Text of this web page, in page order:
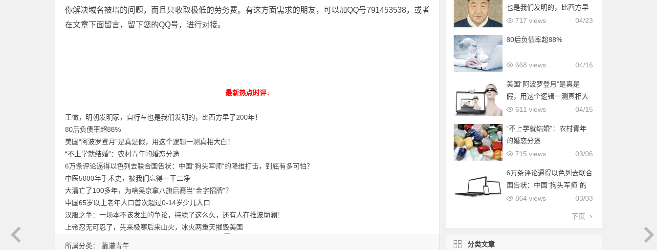
所属分类： 靠谱青年
你解决域名被墙的问题，而且只收取极低的劳务费。有这方面需求的朋友，可以加QQ号791453538，或者
在文章下面留言，留下您的QQ号，进行对接。
最新热点时评↓
王徵，明朝发明家，自行车也是我们发明的，比西方早了200年！
80后负债率超88%
美国“阿波罗登月”是真是假，用这个逻辑一测真相大白！
“不上学就结婚”：农村青年的婚恋分途
6万条评论逼得以色列去联合国告状：中国“狗头军师”的降维打击，到底有多可怕？
中医5000年手术史，被我们忘得一干二净
大清亡了100多年，为啥吴京拿八旗后裔当“金字招牌”？
中国65岁以上老年人口首次超过0-14岁少儿人口
汉服之争：一场本不该发生的争论，持续了这么久，还有人在推波助澜！
上帝忍无可忍了，先来极寒后来山火，冰火两重天摧毁美国
也是我们发明的，比西方早
了200年！
04/23
717 views
80后负债率超88%
04/16
668 views
美国“阿波罗登月”是真是
假，用这个逻辑一测真相大
白！
04/15
611 views
“不上学就结婚”：农村青年
的婚恋分途
03/06
715 views
6万条评论逼得以色列去联合
国告状：中国“狗头军师”的
降维打击，到底有多可怕？
03/03
864 views
下页
分类文章